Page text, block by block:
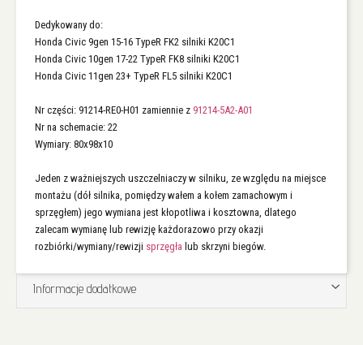
Dedykowany do:
Honda Civic 9gen 15-16 TypeR FK2 silniki K20C1
Honda Civic 10gen 17-22 TypeR FK8 silniki K20C1
Honda Civic 11gen 23+ TypeR FL5 silniki K20C1
Nr części: 91214-RE0-H01 zamiennie z 91214-5A2-A01
Nr na schemacie: 22
Wymiary: 80x98x10
Jeden z ważniejszych uszczelniaczy w silniku, ze względu na miejsce
montażu (dół silnika, pomiędzy wałem a kołem zamachowym i
sprzęgłem) jego wymiana jest kłopotliwa i kosztowna, dlatego
zalecam wymianę lub rewizję każdorazowo przy okazji
rozbiórki/wymiany/rewizji sprzęgła lub skrzyni biegów.
Informacje dodatkowe